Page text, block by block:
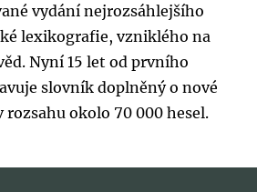
vydání nejrozsáhlejšího
lexikografie, vzniklého na
Nyní 15 let od prvního
slovník doplněný o nové
rozsahu okolo 70 000 hesel.